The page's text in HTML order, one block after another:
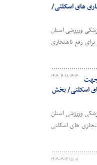
های اسکلتی/
وررزشی استان
رفع ناهنجاری
۱۴۰۴-۰۴-۲۸ ۱۴:۱۴
جهت
اسکلتی/ بخش
وررزشی استان
های اسکلتی
۱۴۰۴-۰۴-۱۶ ۱۵:۰۸